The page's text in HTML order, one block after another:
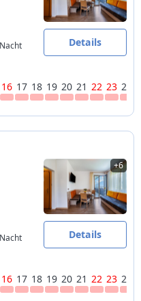
Details
16 17 18 19 20 21 22 23 24
+6
Details
16 17 18 19 20 21 22 23 24